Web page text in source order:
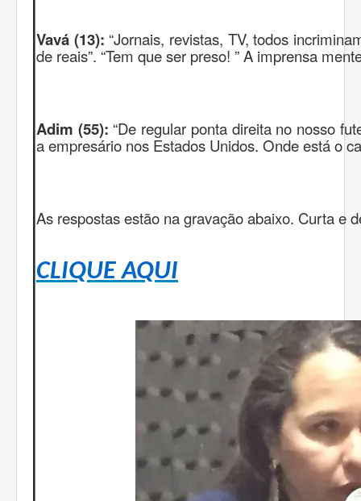
Vavá (13): “Jornais, revistas, TV, todos
de reais”. “Tem que ser preso! ” A imprensa
Adim (55): “De regular ponta direita no nosso
a empresário nos Estados Unidos. Onde está o
As respostas estão na gravação abaixo. Curta e
CLIQUE AQUI